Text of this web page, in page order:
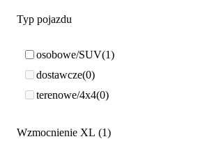
Typ pojazdu
osobowe/SUV 1
dostawcze 0
terenowe/4x4 0
Wzmocnienie XL 1